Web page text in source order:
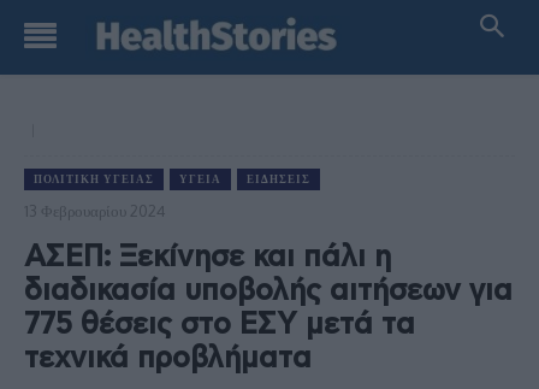
ΠΟΛΙΤΙΚΉ ΥΓΕΊΑΣ ΥΓΕΊΑ ΕΙΔΉΣΕΙΣ
13 Φεβρουαρίου 2024
ΑΣΕΠ: Ξεκίνησε και πάλι η
διαδικασία υποβολής αιτήσεων για
775 θέσεις στο ΕΣΥ μετά τα
τεχνικά προβλήματα